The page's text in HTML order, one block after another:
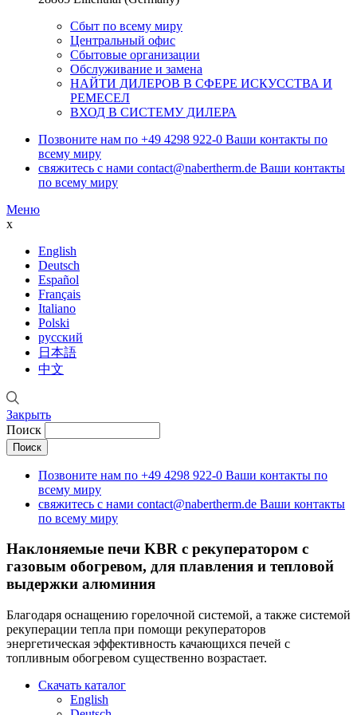
Сбыт по всему миру
Центральный офис
Сбытовые организации
Обслуживание и замена
НАЙТИ ДИЛЕРОВ В СФЕРЕ ИСКУССТВА И
РЕМЕСЕЛ
ВХОД В СИСТЕМУ ДИЛЕРА
Позвоните нам по +49 4298 922-0 Ваши контакты по
всему миру
свяжитесь с нами contact@nabertherm.de Ваши контакты
по всему миру
Меню
x
English
Deutsch
Español
Français
Italiano
Polski
русский
日本語
中文
Закрыть
Поиск
Позвоните нам по +49 4298 922-0 Ваши контакты по
всему миру
свяжитесь с нами contact@nabertherm.de Ваши контакты
по всему миру
Наклоняемые печи KBR с рекуператором с
газовым обогревом, для плавления и тепловой
выдержки алюминия
Благодаря оснащению горелочной системой, а также системой
рекуперации тепла при помощи рекуператоров
энергетическая эффективность качающихся печей с
топливным обогревом существенно возрастает.
Скачать каталог
English